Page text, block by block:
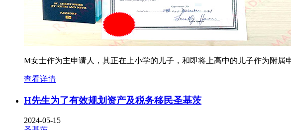
M女士作为主申请人，其正在上小学的儿子，和即将上高中的儿子作为附
查看详情
H先生为了有效规划资产及税务移民圣基茨
2024-05-15